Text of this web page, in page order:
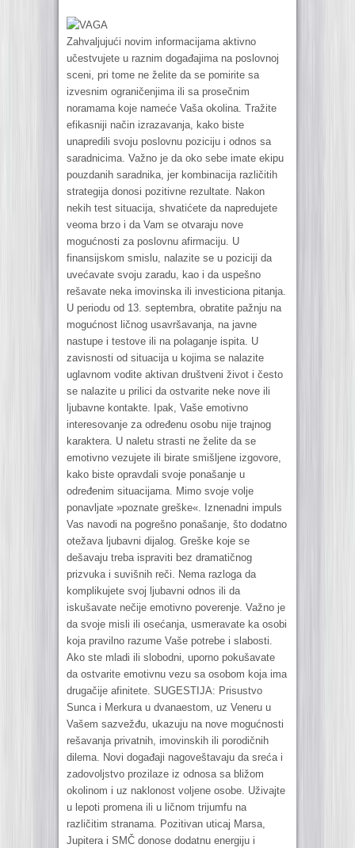
VAGA
Zahvaljujući novim informacijama aktivno
učestvujete u raznim događajima na poslovnoj
sceni, pri tome ne želite da se pomirite sa
izvesnim ograničenjima ili sa prosečnim
noramama koje nameće Vaša okolina. Tražite
efikasniji način izrazavanja, kako biste
unapredili svoju poslovnu poziciju i odnos sa
saradnicima. Važno je da oko sebe imate ekipu
pouzdanih saradnika, jer kombinacija različitih
strategija donosi pozitivne rezultate. Nakon
nekih test situacija, shvatićete da napredujete
veoma brzo i da Vam se otvaraju nove
mogućnosti za poslovnu afirmaciju. U
finansijskom smislu, nalazite se u poziciji da
uvećavate svoju zaradu, kao i da uspešno
rešavate neka imovinska ili investiciona pitanja.
U periodu od 13. septembra, obratite pažnju na
mogućnost ličnog usavršavanja, na javne
nastupe i testove ili na polaganje ispita. U
zavisnosti od situacija u kojima se nalazite
uglavnom vodite aktivan društveni život i često
se nalazite u prilici da ostvarite neke nove ili
ljubavne kontakte. Ipak, Vaše emotivno
interesovanje za određenu osobu nije trajnog
karaktera. U naletu strasti ne želite da se
emotivno vezujete ili birate smišljene izgovore,
kako biste opravdali svoje ponašanje u
određenim situacijama. Mimo svoje volje
ponavljate »poznate greške«. Iznenadni impuls
Vas navodi na pogrešno ponašanje, što dodatno
otežava ljubavni dijalog. Greške koje se
dešavaju treba ispraviti bez dramatičnog
prizvuka i suvišnih reči. Nema razloga da
komplikujete svoj ljubavni odnos ili da
iskušavate nečije emotivno poverenje. Važno je
da svoje misli ili osećanja, usmeravate ka osobi
koja pravilno razume Vaše potrebe i slabosti.
Ako ste mladi ili slobodni, uporno pokušavate
da ostvarite emotivnu vezu sa osobom koja ima
drugačije afinitete. SUGESTIJA: Prisustvo
Sunca i Merkura u dvanaestom, uz Veneru u
Vašem sazvežđu, ukazuju na nove mogućnosti
rešavanja privatnih, imovinskih ili porodičnih
dilema. Novi događaji nagoveštavaju da sreća i
zadovoljstvo prozilaze iz odnosa sa bližom
okolinom i uz naklonost voljene osobe. Uživajte
u lepoti promena ili u ličnom trijumfu na
različitim stranama. Pozitivan uticaj Marsa,
Jupitera i SMČ donose dodatnu energiju i